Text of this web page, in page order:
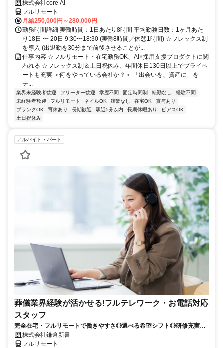
株式会社core AI
フルリモート
月給250,000円～280,000円
勤務時間詳細 実働時間：1日あたり8時間 平均勤務日数：1ヶ月あた
り18日 〜 20日 9:30〜18:30 (実働8時間／休憩1時間) ☆フレックス制
を導入 (出退勤を30分まで前後させることが...
仕事内容 ☆フルリモート・在宅勤務OK、AI×採用支援プロダクトに関
われる ☆フレックス制＆土日祝休み、年間休日130日以上でプライベ
ートも充実 ＜何をやっている会社か？＞ 「出会いを、資産に」を
テ...
業界未経験者歓迎 フリーター歓迎 学歴不問 固定時間制 転勤なし
経験不問
未経験者歓迎
フルリモート ネイルOK 残業なし 在宅OK
賞与あり
ブランクOK
育休あり 長期歓迎 駅近5分以内 長期休暇あり
ピアスOK
土日祝休み
アルバイト・パート
葬儀業界経験が活かせる!フルテレワーク・お電話対応
スタッフ
完全在宅・フルリモートで働きやすさ◎選べる希望シフト◎研修充実だ
から未経験でも安心！平日休みありの完全週休2日制で充実のワークラ
イフバランス！
株式会社鎌倉新書
フルリモート